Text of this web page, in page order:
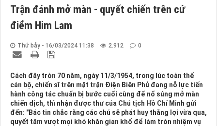
Trận đánh mở màn - quyết chiến trên cứ
điểm Him Lam
Thứ bảy - 16/03/2024 11:38 2.912 0
Cách đây tròn 70 năm, ngày 11/3/1954, trong lúc toàn thể
cán bộ, chiến sĩ trên mặt trận Ðiện Biên Phủ đang nỗ lực tiến
hành công tác chuẩn bị bước cuối cùng để nổ súng mở màn
chiến dịch, thì nhận được thư của Chủ tịch Hồ Chí Minh gửi
đến: "Bác tin chắc rằng các chú sẽ phát huy thắng lợi vừa qua,
quyết tâm vượt mọi khó khăn gian khổ để làm tròn nhiệm vụ